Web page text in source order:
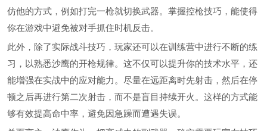
仿他的方式，例如打完一枪就切换武器。掌握控枪技巧，能使得
你在游戏中避免被对手抓住时机反击。
此外，除了实际战斗技巧，玩家还可以在训练营中进行不断的练
习，以熟悉沙鹰的开枪规律。这不仅可以提升你的技术水平，还
能增强在实战中的应对能力。尽量在远距离时先射击，然后在停
顿之后再进行第二次射击，而不是盲目持续开火。这样的方式能
够有效提高命中率，避免因急躁而遭遇失误。